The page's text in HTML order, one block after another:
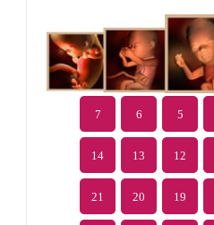
5
6
7
12
13
14
19
20
21